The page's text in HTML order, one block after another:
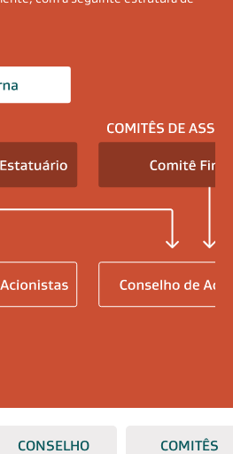
CONSELHO COMITÊS